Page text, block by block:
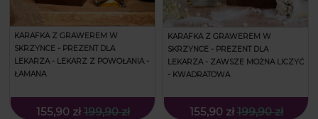
KARAFKA Z GRAWEREM W
SKRZYNCE - PREZENT DLA
LEKARZA - LEKARZ Z POWOŁANIA -
ŁAMANA
155,90 zł 199,90 zł
KARAFKA Z GRAWEREM W
SKRZYNCE - PREZENT DLA
LEKARZA - ZAWSZE MOŻNA LICZYĆ
- KWADRATOWA
155,90 zł 199,90 zł